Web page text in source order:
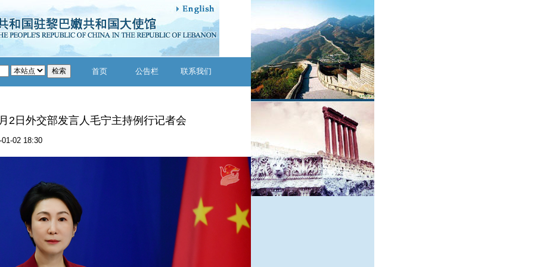
首页 公告栏 联系我们
2日外交部发言人毛宁主持例行记者会
01-02 18:30